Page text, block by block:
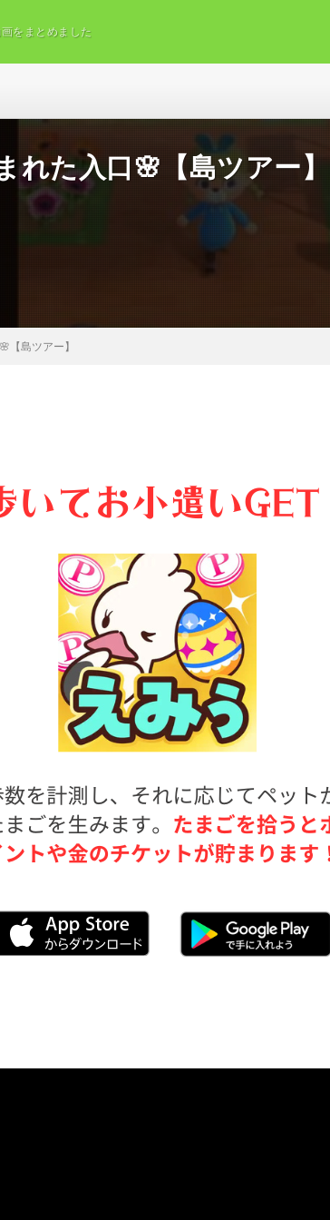
をまとめました
れた入口🌸【島ツアー】
【島ツアー】